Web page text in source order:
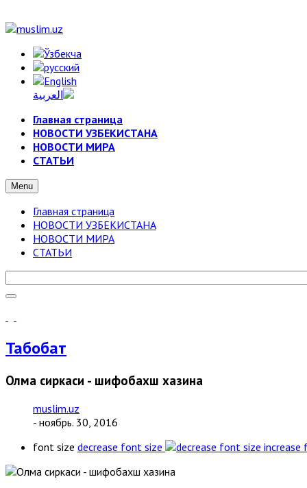
Главная страница
НОВОСТИ УЗБЕКИСТАНА
НОВОСТИ МИРА
СТАТЬИ
Menu
Главная страница
НОВОСТИ УЗБЕКИСТАНА
НОВОСТИ МИРА
СТАТЬИ
Табобат
Олма сиркаси - шифобахш хазина
muslim.uz
- ноябрь. 30, 2016
font size decrease font size increase